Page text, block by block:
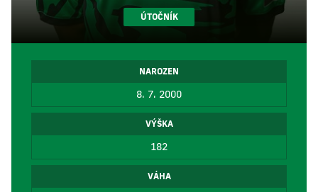
ÚTOČNÍK
NAROZEN
8. 7. 2000
VÝŠKA
182
VÁHA